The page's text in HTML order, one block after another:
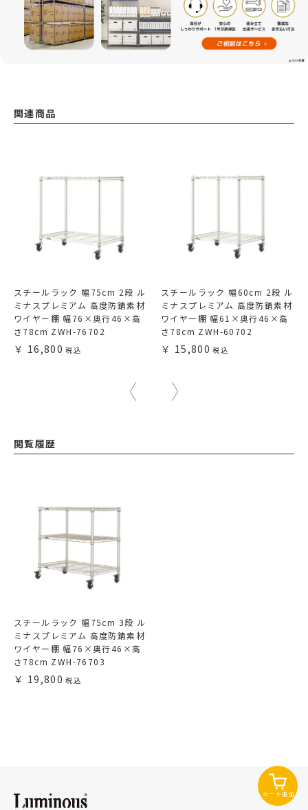
関連商品
スチールラック 幅75cm 2段 ル
ミナスプレミアム 高度防錆素材
ワイヤー棚 幅76×奥行46×高
さ78cm ZWH-76702
16,800
スチールラック 幅60cm 2段 ル
ミナスプレミアム 高度防錆素材
ワイヤー棚 幅61×奥行46×高
さ78cm ZWH-60702
15,800
閲覧履歴
スチールラック 幅75cm 3段 ル
ミナスプレミアム 高度防錆素材
ワイヤー棚 幅76×奥行46×高
さ78cm ZWH-76703
19,800
カート追加